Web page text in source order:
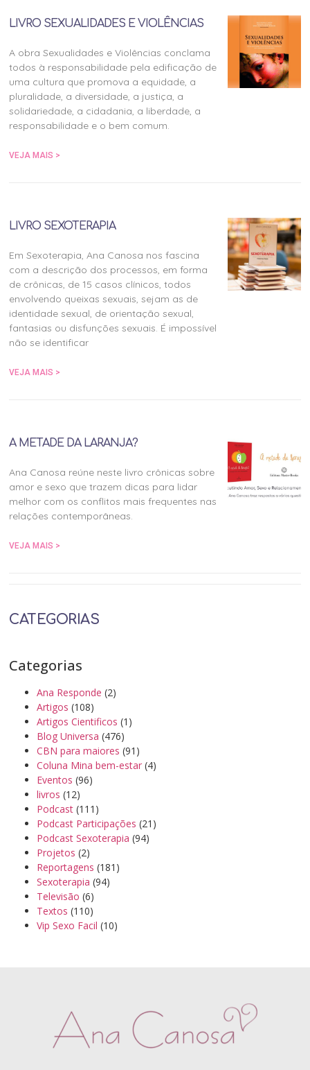
LIVRO SEXUALIDADES E VIOLÊNCIAS
A obra Sexualidades e Violências conclama
todos à responsabilidade pela edificação de
uma cultura que promova a equidade, a
pluralidade, a diversidade, a justiça, a
solidariedade, a cidadania, a liberdade, a
responsabilidade e o bem comum.
VEJA MAIS >
LIVRO SEXOTERAPIA
Em Sexoterapia, Ana Canosa nos fascina
com a descrição dos processos, em forma
de crônicas, de 15 casos clínicos, todos
envolvendo queixas sexuais, sejam as de
identidade sexual, de orientação sexual,
fantasias ou disfunções sexuais. É impossível
não se identificar
VEJA MAIS >
A METADE DA LARANJA?
Ana Canosa reúne neste livro crônicas sobre
amor e sexo que trazem dicas para lidar
melhor com os conflitos mais frequentes nas
relações contemporâneas.
VEJA MAIS >
CATEGORIAS
Categorias
Ana Responde (2)
Artigos (108)
Artigos Cientificos (1)
Blog Universa (476)
CBN para maiores (91)
Coluna Mina bem-estar (4)
Eventos (96)
livros (12)
Podcast (111)
Podcast Participações (21)
Podcast Sexoterapia (94)
Projetos (2)
Reportagens (181)
Sexoterapia (94)
Televisão (6)
Textos (110)
Vip Sexo Facil (10)